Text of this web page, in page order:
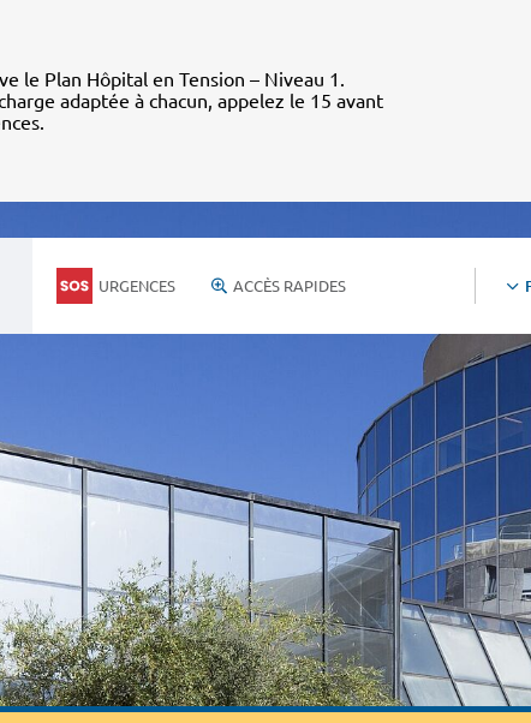
le Plan Hôpital en Tension – Niveau 1.
adaptée à chacun, appelez le 15 avant
URGENCES ACCÈS RAPIDES